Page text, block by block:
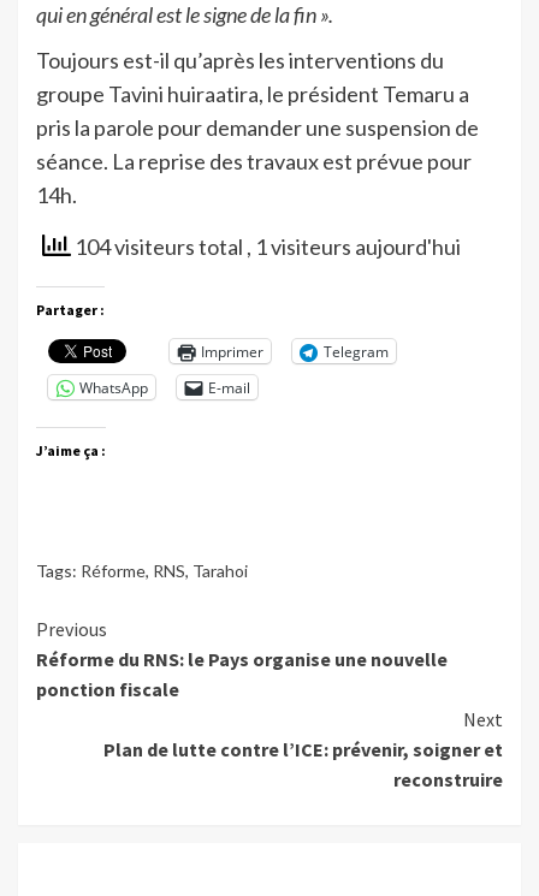
qui en général est le signe de la fin ».
Toujours est-il qu’après les interventions du
groupe Tavini huiraatira, le président Temaru a
pris la parole pour demander une suspension de
séance. La reprise des travaux est prévue pour
14h.
104 visiteurs total , 1 visiteurs aujourd'hui
Partager :
Imprimer
Telegram
WhatsApp
E-mail
J’aime ça :
Tags: Réforme, RNS, Tarahoi
Continue
Reading
Previous
Réforme du RNS: le Pays organise une nouvelle
ponction fiscale
Next
Plan de lutte contre l’ICE: prévenir, soigner et
reconstruire